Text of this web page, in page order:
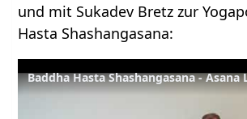
und mit Sukadev Bretz zur
Hasta Shashangasana:
Baddha Hasta Shashangasana - Asana